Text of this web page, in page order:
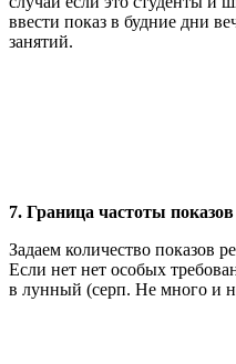
ввести показ в будние дни
занятий.
7. Граница частоты показов
Задаем количество показов
Если нет нет особых
в лунный (серп. Не много и